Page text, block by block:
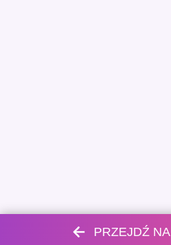
PRZEJDŹ NA